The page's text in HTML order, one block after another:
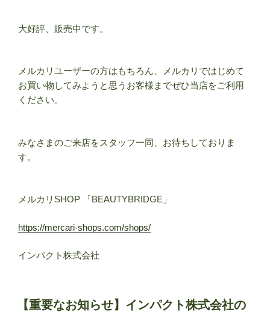
大好評、販売中です。
メルカリユーザーの方はもちろん、メルカリではじめて
お買い物してみようと思うお客様までぜひ当店をご利用
ください。
みなさまのご来店をスタッフ一同、お待ちしておりま
す。
メルカリSHOP 「BEAUTYBRIDGE」
https://mercari-shops.com/shops/
インパクト株式会社
【重要なお知らせ】インパクト株式会社の